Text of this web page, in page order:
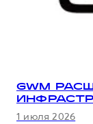
GWM
1 июля 2026